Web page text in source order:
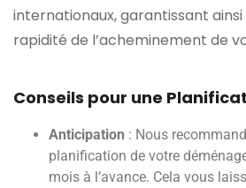
internationaux, garantissant
rapidité de l’acheminement de
Conseils pour une
Anticipation : Nous
planification de votre
mois à l’avance. Cela vous